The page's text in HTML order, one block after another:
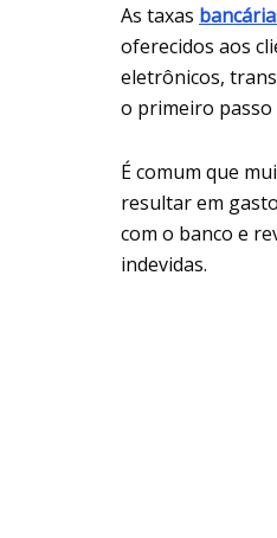
As taxas
oferecidos aos
eletrônicos,
o primeiro passo
É comum que
resultar em
com o banco e
indevidas.